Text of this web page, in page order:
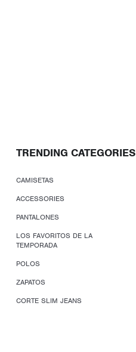
TRENDING CATEGORIES
CAMISETAS
ACCESSORIES
PANTALONES
LOS FAVORITOS DE LA
TEMPORADA
POLOS
ZAPATOS
CORTE SLIM JEANS